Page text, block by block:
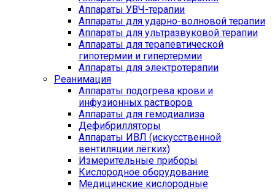
Аппараты УВЧ-терапии
Аппараты для ударно-волновой терапии
Аппараты для ультразвуковой терапии
Аппараты для терапевтической
гипотермии и гипертермии
Аппараты для электротерапии
Реанимация
Аппараты подогрева крови и
инфузионных растворов
Аппараты для гемодиализа
Дефибрилляторы
Аппараты ИВЛ (искусственной
вентиляции лёгких)
Измерительные приборы
Кислородное оборудование
Медицинские кислородные